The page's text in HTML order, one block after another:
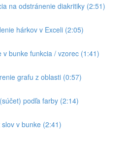
na odstránenie diakritiky (2:51)
hárkov v Exceli (2:05)
v bunke funkcia / vzorec (1:41)
grafu z oblasti (0:57)
podľa farby (2:14)
v bunke (2:41)